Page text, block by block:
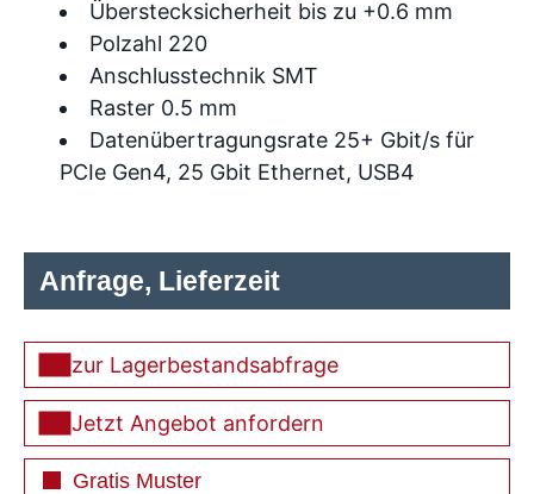
Überstecksicherheit bis zu +0.6 mm
Polzahl 220
Anschlusstechnik SMT
Raster 0.5 mm
Datenübertragungsrate 25+ Gbit/s für
PCIe Gen4, 25 Gbit Ethernet, USB4
Anfrage, Lieferzeit
zur Lagerbestandsabfrage
Jetzt Angebot anfordern
Gratis Muster